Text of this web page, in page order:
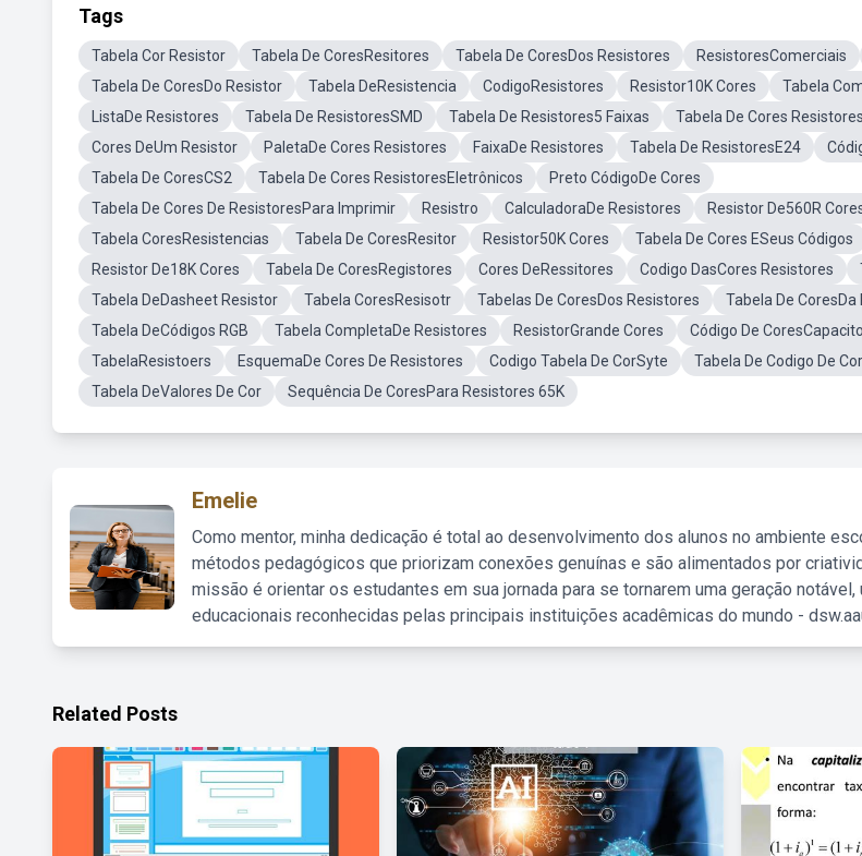
Tags
Tabela Cor Resistor Tabela De CoresResitores Tabela De CoresDos Resistores ResistoresComerciais
Tabela De CoresDo Resistor
Tabela DeResistencia CodigoResistores Resistor10K Cores
Tabela
ListaDe Resistores
Tabela De ResistoresSMD Tabela De Resistores5 Faixas
Tabela De Cores
Cores DeUm Resistor
PaletaDe Cores Resistores FaixaDe Resistores Tabela De ResistoresE24
Tabela De CoresCS2
Tabela De Cores ResistoresEletrônicos
Preto CódigoDe Cores
Tabela De Cores De ResistoresPara Imprimir
Resistro CalculadoraDe Resistores
Resistor De560R
Tabela CoresResistencias
Tabela De CoresResitor Resistor50K Cores Tabela De Cores ESeus Códigos
Resistor De18K Cores
Tabela De CoresRegistores Cores DeRessitores Codigo DasCores Resistores
Tabela DeDasheet Resistor
Tabela CoresResisotr Tabelas De CoresDos Resistores
Tabela De CoresDa
Tabela DeCódigos RGB
Tabela CompletaDe Resistores ResistorGrande Cores
Código De
TabelaResistoers
EsquemaDe Cores De Resistores Codigo Tabela De CorSyte
Tabela De Codigo De
Tabela DeValores De Cor
Sequência De CoresPara Resistores 65K
Emelie
Como mentor, minha dedicação é total ao desenvolvimento dos alunos no ambiente
métodos pedagógicos que priorizam conexões genuínas e são alimentados por
missão é orientar os estudantes em sua jornada para se tornarem uma geração
educacionais reconhecidas pelas principais instituições acadêmicas do mundo -
Related Posts